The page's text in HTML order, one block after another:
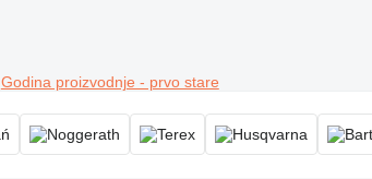
Godina proizvodnje - prvo stare